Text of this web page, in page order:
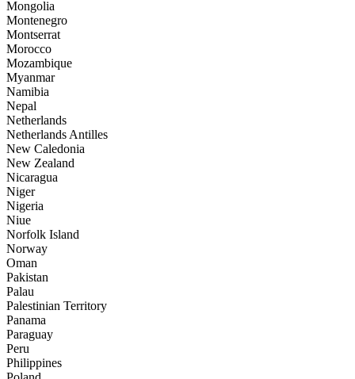
Mongolia
Montenegro
Montserrat
Morocco
Mozambique
Myanmar
Namibia
Nepal
Netherlands
Netherlands Antilles
New Caledonia
New Zealand
Nicaragua
Niger
Nigeria
Niue
Norfolk Island
Norway
Oman
Pakistan
Palau
Palestinian Territory
Panama
Paraguay
Peru
Philippines